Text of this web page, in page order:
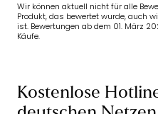
Wir können aktuell nicht für alle
Produkt, das bewertet wurde, auch
ist. Bewertungen ab dem 01. März
Käufe.
Kostenlose